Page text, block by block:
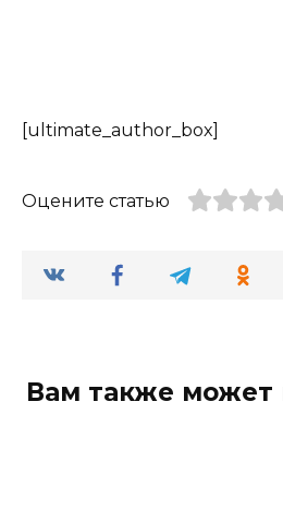
[ultimate_author_box]
Оцените статью
Вам также может